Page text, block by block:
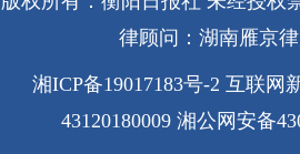
律顾问：湖南雁京
湘ICP备19017183号-2 互联网
43120180009 湘公网安备